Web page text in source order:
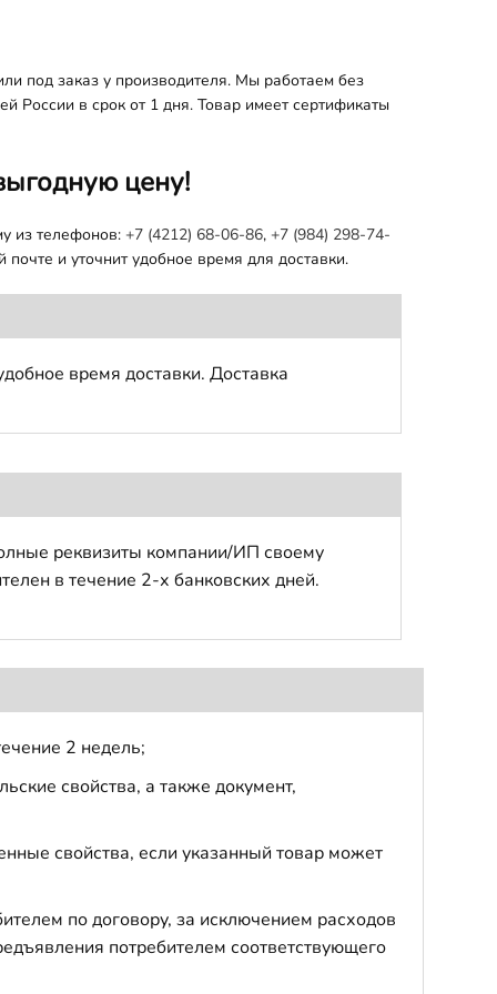
под заказ у производителя. Мы работаем без
России в срок от 1 дня. Товар имеет сертификаты
цену!
из телефонов: +7 (4212) 68-06-86, +7 (984) 298-74-
и уточнит удобное время для доставки.
время доставки. Доставка
реквизиты компании/ИП своему
в течение 2-х банковских дней.
2 недель;
свойства, а также документ,
свойства, если указанный товар может
по договору, за исключением расходов
потребителем соответствующего